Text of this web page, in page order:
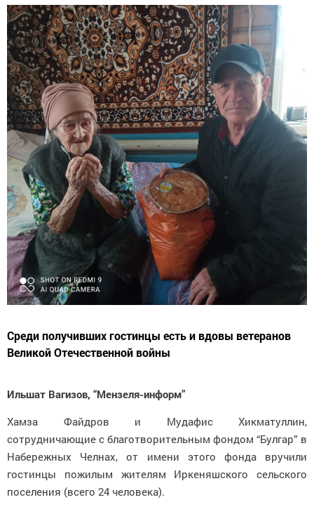
Среди получивших гостинцы есть и вдовы ветеранов
Великой Отечественной войны
Ильшат Вагизов, “Мензеля-информ”
Хамза Файдров и Мудафис Хикматуллин,
сотрудничающие с благотворительным фондом “Булгар” в
Набережных Челнах, от имени этого фонда вручили
гостинцы пожилым жителям Иркеняшского сельского
поселения (всего 24 человека).